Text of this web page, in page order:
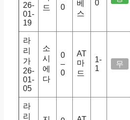
26-
01-
19
드
0
베
스
0
라
리
가
26-
01-
05
소
시
에
다
0
–
0
AT
마
드
1-
1
무
라
리